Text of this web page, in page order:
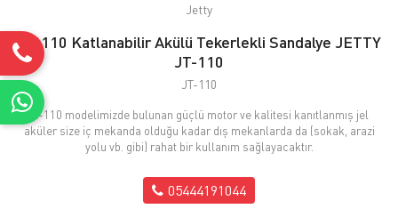
Jetty
JT-110 Katlanabilir Akülü Tekerlekli Sandalye JETTY
JT-110
JT-110
Jt-110 modelimizde bulunan güçlü motor ve kalitesi kanıtlanmış jel
aküler size iç mekanda olduğu kadar dış mekanlarda da (sokak, arazi
yolu vb. gibi) rahat bir kullanım sağlayacaktır.
05444191044